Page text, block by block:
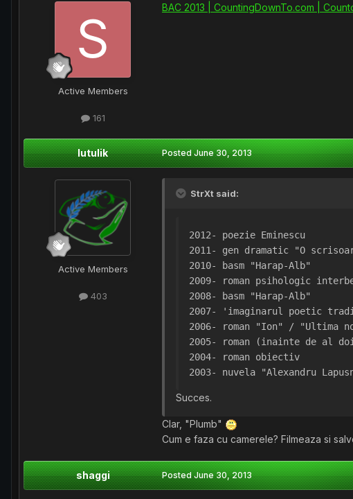
Active Members
161
BAC 2013 | CountingDownTo.com |
lutulik
Active Members
403
PostedJune 30, 2013
StrXt said:
2012- poezie Eminescu
2011- gen dramatic "O
2010- basm "Harap-Alb"
2009- roman psihologic
2008- basm "Harap-Alb"
2007- 'imaginarul poetic
2006- roman "Ion" / "Ultima
2005- roman (inainte de al
2004- roman obiectiv
2003- nuvela "Alexandru
Succes.
Clar, "Plumb"
Cum e faza cu camerele? Filmeaza si
shaggi PostedJune 30, 2013